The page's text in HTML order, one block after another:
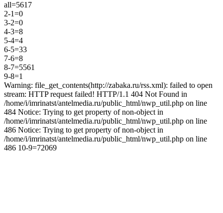
all=5617
2-1=0
3-2=0
4-3=8
5-4=4
6-5=33
7-6=8
8-7=5561
9-8=1
Warning: file_get_contents(http://zabaka.ru/rss.xml): failed to open
stream: HTTP request failed! HTTP/1.1 404 Not Found in
/home/i/imrinatst/antelmedia.ru/public_html/nwp_util.php on line
484 Notice: Trying to get property of non-object in
/home/i/imrinatst/antelmedia.ru/public_html/nwp_util.php on line
486 Notice: Trying to get property of non-object in
/home/i/imrinatst/antelmedia.ru/public_html/nwp_util.php on line
486 10-9=72069